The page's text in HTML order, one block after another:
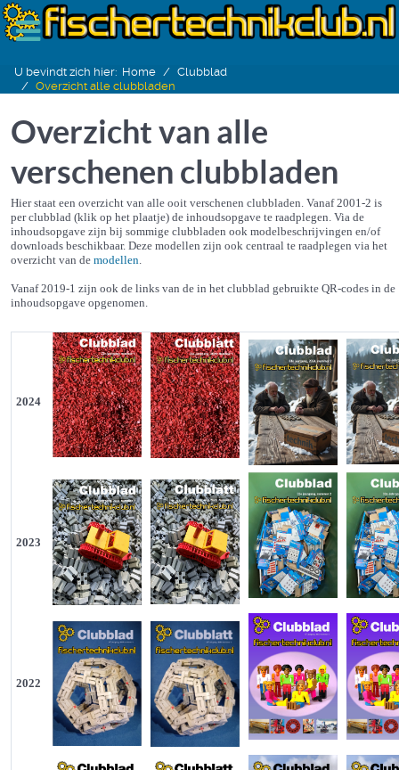
U bevindt zich hier: Home
Clubblad
Overzicht alle clubbladen
Overzicht van alle
verschenen clubbladen
Hier staat een overzicht van alle ooit verschenen clubbladen. Vanaf 2001-2 is
per clubblad (klik op het plaatje) de inhoudsopgave te raadplegen. Via de
inhoudsopgave zijn bij sommige clubbladen ook modelbeschrijvingen en/of
downloads beschikbaar. Deze modellen zijn ook centraal te raadplegen via het
overzicht van de modellen
Vanaf 2019-1 zijn ook de links van de in het clubblad gebruikte QR-codes in de
inhoudsopgave opgenomen.
2024
2023
2022